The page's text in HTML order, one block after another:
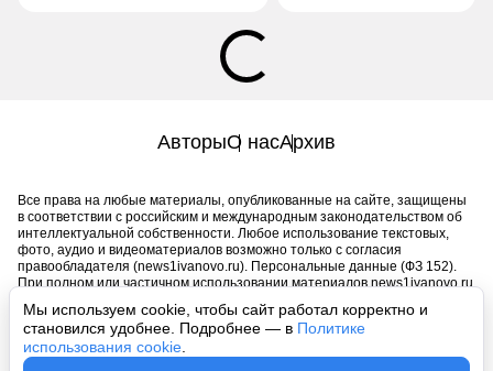
Мы используем cookie, чтобы сайт работал корректно и
становился удобнее. Подробнее — в Политике
использования cookie
АвторыО насАрхив
Все права на любые материалы, опубликованные на сайте, защищены
в соответствии с российским и международным законодательством об
интеллектуальной собственности. Любое использование текстовых,
фото, аудио и видеоматериалов возможно только с согласия
правообладателя (news1ivanovo.ru). Персональные данные (ФЗ 152).
При полном или частичном использовании материалов news1ivanovo.ru
обязательна. Запрещено для детей. Оригинал текста:
https://news1ivanovo.ru/
Пользовательское соглашение